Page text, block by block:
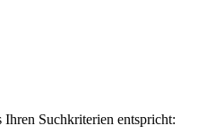
Ihren Suchkriterien entspricht: